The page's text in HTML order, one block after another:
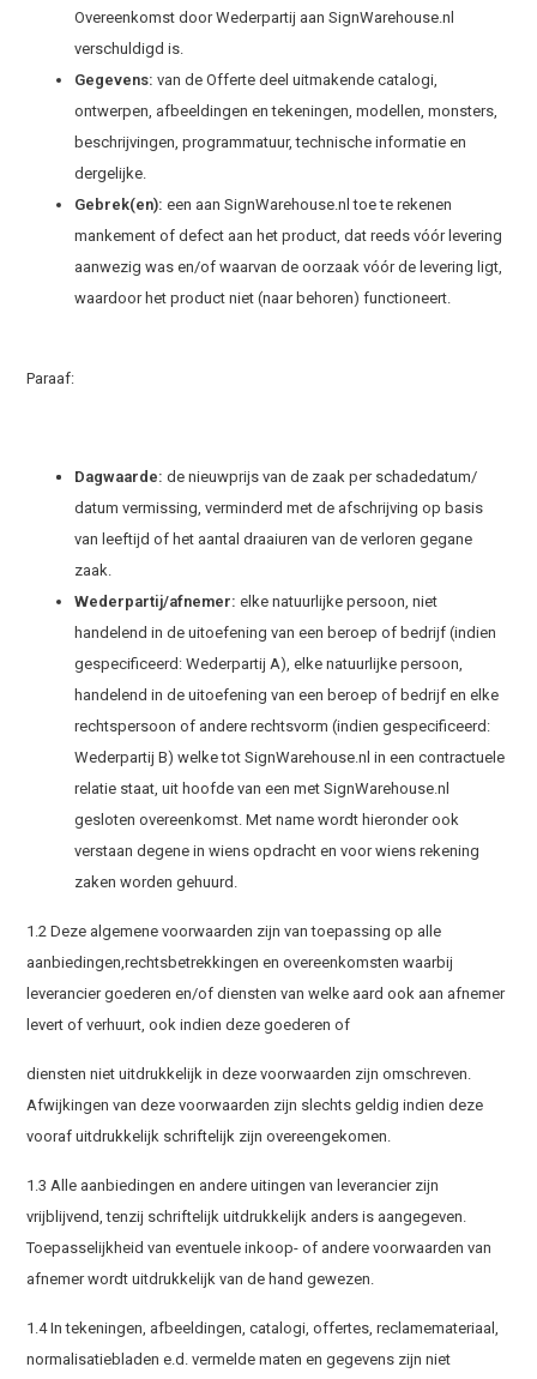
Overeenkomst door Wederpartij aan SignWarehouse.nl
verschuldigd is.
Gegevens:van de Offerte deel uitmakende catalogi,
ontwerpen, afbeeldingen en tekeningen, modellen, monsters,
beschrijvingen, programmatuur, technische informatie en
dergelijke.
Gebrek(en):een aan SignWarehouse.nl toe te rekenen
mankement of defect aan het product, dat reeds vóór levering
aanwezig was en/of waarvan de oorzaak vóór de levering ligt,
waardoor het product niet (naar behoren) functioneert.
Paraaf:
Dagwaarde:de nieuwprijs van de zaak per schadedatum/
datum vermissing, verminderd met de afschrijving op basis
van leeftijd of het aantal draaiuren van de verloren gegane
zaak.
Wederpartij/afnemer:elke natuurlijke persoon, niet
handelend in de uitoefening van een beroep of bedrijf (indien
gespecificeerd: Wederpartij A), elke natuurlijke persoon,
handelend in de uitoefening van een beroep of bedrijf en elke
rechtspersoon of andere rechtsvorm (indien gespecificeerd:
Wederpartij B) welke tot SignWarehouse.nl in een contractuele
relatie staat, uit hoofde van een met SignWarehouse.nl
gesloten overeenkomst. Met name wordt hieronder ook
verstaan degene in wiens opdracht en voor wiens rekening
zaken worden gehuurd.
1.2 Deze algemene voorwaarden zijn van toepassing op alle
aanbiedingen,rechtsbetrekkingen en overeenkomsten waarbij
leverancier goederen en/of diensten van welke aard ook aan afnemer
levert of verhuurt, ook indien deze goederen of
diensten niet uitdrukkelijk in deze voorwaarden zijn omschreven.
Afwijkingen van deze voorwaarden zijn slechts geldig indien deze
vooraf uitdrukkelijk schriftelijk zijn overeengekomen.
1.3 Alle aanbiedingen en andere uitingen van leverancier zijn
vrijblijvend, tenzij schriftelijk uitdrukkelijk anders is aangegeven.
Toepasselijkheid van eventuele inkoop- of andere voorwaarden van
afnemer wordt uitdrukkelijk van de hand gewezen.
1.4 In tekeningen, afbeeldingen, catalogi, offertes, reclamemateriaal,
normalisatiebladen e.d. vermelde maten en gegevens zijn niet